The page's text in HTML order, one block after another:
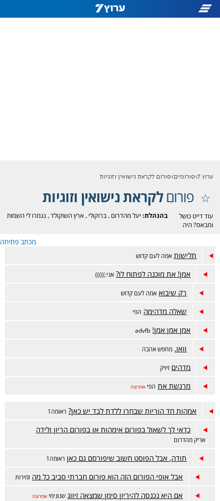
ערוץ 7 פורומים פורום לקראת נישואין וזוגיות
פורוםלקראת נישואין וזוגיות
בהנהלת: יעל מהדרום ,ברוקולי , ארץ השוקולד, נגמרו לי השמות
עוד דייט כושל
ומבאס? היה
טוב? זה המקום.
מכתב פתיחה
תלישות אמה לעם קדוש
אמן! את מוכנה לפתוח לו? אני:)))))
רק שיבוא אמה לעם קדוש
שאלה מדהימה הפי
אמן אמן אמן! advfb
וואו. מחפש אהבה
מדהים זיויק
מרגשת את הפי אחרונה
אמהות חד הוריות שבחרו ללדת לבד יש כאן? ראומה1
כדאי לך לשאול בפורום אימהות או בפורום הריון ולידה
אריק מהדרום
תודה, אבל הפוסט חשוב שיפורסם גם כאן ראומה1
אבל אופי הפורום הזה הוא פורום חברתי סביב כל מה זמירות
אם היא נכנסה להיריון סימן שמצאה זיווג שנונימי אחרונה